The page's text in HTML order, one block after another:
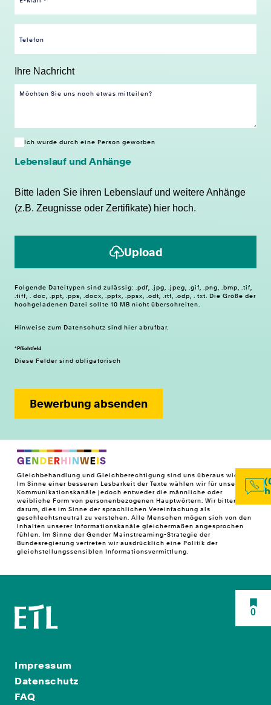
0
Ihre Nachricht
Ich wurde durch eine Person geworben
Lebenslauf und Anhänge
Bitte laden Sie ihren Lebenslauf und weitere Anhänge
(z.B. Zeugnisse oder Zertifikate) hier hoch.
Upload
Folgende Dateitypen sind zulässig: .pdf, .jpg, .jpeg, .gif, .png, .bmp, .tif,
.tiff, . doc, .ppt, .pps, .docx, .pptx, .ppsx, .odt, .rtf, .odp, . txt. Die Größe der
hochgeladenen Datei sollte 10 MB nicht überschreiten.
Hinweise zum Datenschutz sind hier abrufbar.
*Pflichtfeld
Diese Felder sind obligatorisch
Bewerbung absenden
Gleichbehandlung und Gleichberechtigung sind uns überaus wichtig!
Im Sinne einer besseren Lesbarkeit der Texte wählen wir für unsere
Kommunikationskanäle jedoch entweder die männliche oder
weibliche Form von personenbezogenen Hauptwörtern. Wir bitten
darum, dies im Sinne der sprachlichen Vereinfachung als
geschlechtsneutral zu verstehen. Alle Menschen mögen sich von den
Inhalten unserer Informationskanäle gleichermaßen angesprochen
fühlen. Im Sinne der Gender Mainstreaming-Strategie der
Bundesregierung vertreten wir ausdrücklich eine Politik der
gleichstellungssensiblen Informationsvermittlung.
Impressum
Datenschutz
FAQ